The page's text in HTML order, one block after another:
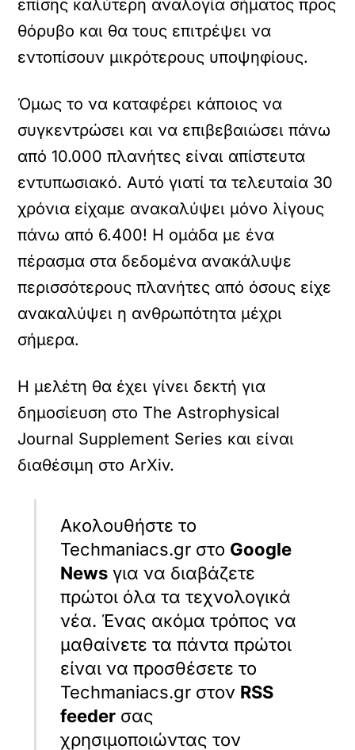
επίσης καλύτερη αναλογία σήματος προς
θόρυβο και θα τους επιτρέψει να
εντοπίσουν μικρότερους υποψηφίους.
Όμως το να καταφέρει κάποιος να
συγκεντρώσει και να επιβεβαιώσει πάνω
από 10.000 πλανήτες είναι απίστευτα
εντυπωσιακό. Αυτό γιατί τα τελευταία 30
χρόνια είχαμε ανακαλύψει μόνο λίγους
πάνω από 6.400! Η ομάδα με ένα
πέρασμα στα δεδομένα ανακάλυψε
περισσότερους πλανήτες από όσους είχε
ανακαλύψει η ανθρωπότητα μέχρι
σήμερα.
Η μελέτη θα έχει γίνει δεκτή για
δημοσίευση στο The Astrophysical
Journal Supplement Series και είναι
διαθέσιμη στο ArXiv.
Ακολουθήστε το
Techmaniacs.gr στο Google
News για να διαβάζετε
πρώτοι όλα τα τεχνολογικά
νέα. Ένας ακόμα τρόπος να
μαθαίνετε τα πάντα πρώτοι
είναι να προσθέσετε το
Techmaniacs.gr στον RSS
feeder σας
χρησιμοποιώντας τον